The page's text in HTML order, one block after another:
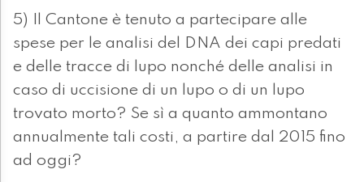
5) Il Cantone è tenuto a partecipare alle
spese per le analisi del DNA dei capi predati
e delle tracce di lupo nonché delle analisi in
caso di uccisione di un lupo o di un lupo
trovato morto? Se sì a quanto ammontano
annualmente tali costi, a partire dal 2015 fino
ad oggi?